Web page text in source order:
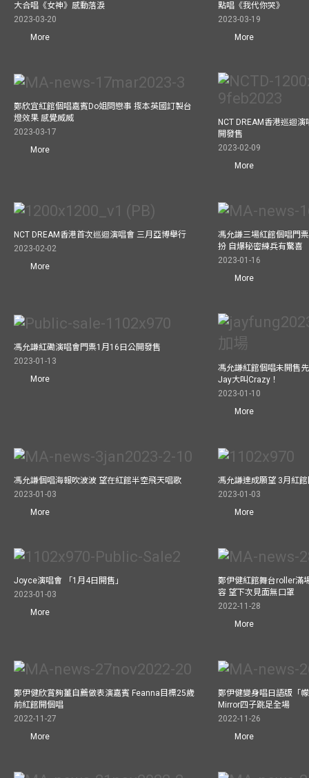
大合唱《女神》感動落淚
2023-03-20
More
點唱《我代你哭》
2023-03-19
More
鄭欣宜紅館個唱嘉賓Do姐問戀事 揼本英國訂製台
燈效果 感覺威威
2023-03-17
More
NCT DREAM香港巡迴
開發售
2023-02-09
More
NCT DREAM香港首次巡迴演唱會 三月亞博舉行
2023-02-02
More
馮允謙三場紅館個唱門
扮 自爆秘密練兵有驚喜
2023-01-16
More
馮允謙紅磡演唱會門票1月16日公開發售
2023-01-13
More
馮允謙紅館個唱未開售
Jay大叫Crazy！
2023-01-10
More
馮允謙個唱海報吹波波 望在紅館半空飛天唱歌
2023-01-03
More
馮允謙達成願望 3月紅
2023-01-03
More
Joyce演唱會 「1月4日開售」
2023-01-03
More
鄭伊健紅館舞台roller滿
容 望下次見面無口罩
2022-11-28
More
鄭伊健欣賞夠薑自薦做表演嘉賓 Feanna目標25歲
前紅館開個唱
2022-11-27
More
鄭伊健變身唱日語版「
Mirror四子跳足全場
2022-11-26
More